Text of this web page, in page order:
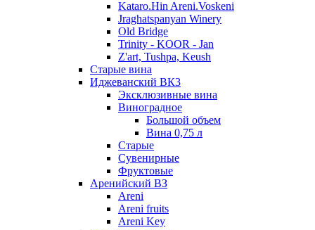
Kataro.Hin Areni.Voskeni
Jraghatspanyan Winery
Old Bridge
Trinity - KOOR - Jan
Z'art, Tushpa, Keush
Старые вина
Иджеванский ВК3
Эксклюзивные вина
Виноградное
Большой объем
Вина 0,75 л
Старые
Сувенирные
Фруктовые
Аренийский ВЗ
Areni
Areni fruits
Areni Key